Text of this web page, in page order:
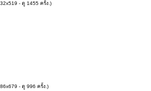
- ดู 1455 ครั้ง.)
- ดู 996 ครั้ง.)